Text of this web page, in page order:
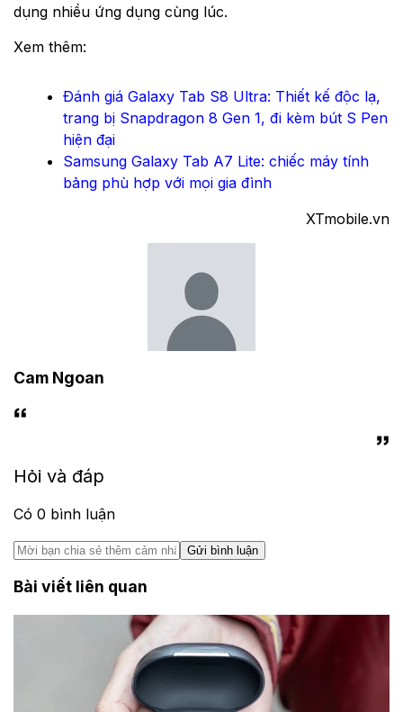
dụng nhiều ứng dụng cùng lúc.
Xem thêm:
Đánh giá Galaxy Tab S8 Ultra: Thiết kế độc lạ,
trang bị Snapdragon 8 Gen 1, đi kèm bút S Pen
hiện đại
Samsung Galaxy Tab A7 Lite: chiếc máy tính
bảng phù hợp với mọi gia đình
XTmobile.vn
Cam Ngoan
Hỏi và đáp
Có 0 bình luận
Gửi bình luận
Bài viết liên quan